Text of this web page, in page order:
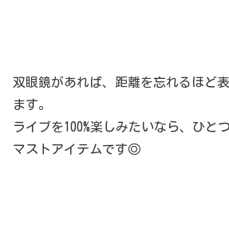
双眼鏡があれば、距離を忘れるほど
ます。
ライブを100%楽しみたいなら、ひと
マストアイテムです◎